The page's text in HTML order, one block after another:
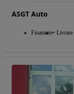
ASGT Auto
Finantare Livrare